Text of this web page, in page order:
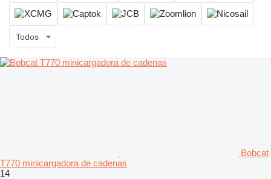
Todos
Bobcat
T770 minicargadora de cadenas
14